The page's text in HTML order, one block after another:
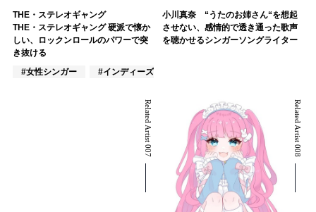
THE・ステレオギャング
THE・ステレオギャング 硬派で懐か
しい、ロックンロールのパワーで突
き抜ける
#女性シンガー
#インディーズ
小川真奈 “うたのお姉さん“を想起
させない、感情的で透き通った歌声
を聴かせるシンガーソングライター
Related Artist 007 Related Artist 008